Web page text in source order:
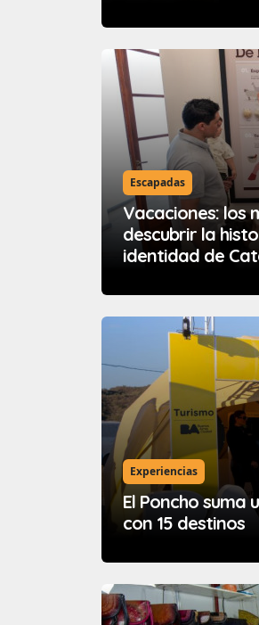
Escapadas
Vacaciones: los
descubrir la
identidad de
Experiencias
El Poncho suma
con 15 destinos